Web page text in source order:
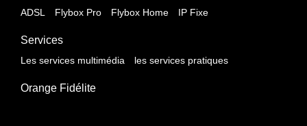
ADSL Flybox Pro Flybox Home IP Fixe
Services
Les services multimédia les services pratiques
Orange Fidélite